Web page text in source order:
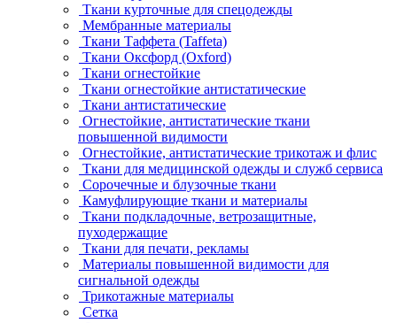
Ткани курточные для спецодежды
Мембранные материалы
Ткани Таффета (Taffeta)
Ткани Оксфорд (Oxford)
Ткани огнестойкие
Ткани огнестойкие антистатические
Ткани антистатические
Огнестойкие, антистатические ткани
повышенной видимости
Огнестойкие, антистатические трикотаж и флис
Ткани для медицинской одежды и служб сервиса
Сорочечные и блузочные ткани
Камуфлирующие ткани и материалы
Ткани подкладочные, ветрозащитные,
пуходержащие
Ткани для печати, рекламы
Материалы повышенной видимости для
сигнальной одежды
Трикотажные материалы
Сетка